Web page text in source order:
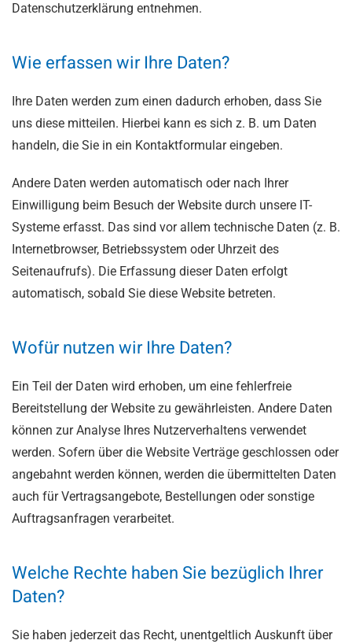
Datenschutzerklärung entnehmen.
Wie erfassen wir Ihre Daten?
Ihre Daten werden zum einen dadurch erhoben, dass Sie
uns diese mitteilen. Hierbei kann es sich z. B. um Daten
handeln, die Sie in ein Kontaktformular eingeben.
Andere Daten werden automatisch oder nach Ihrer
Einwilligung beim Besuch der Website durch unsere IT-
Systeme erfasst. Das sind vor allem technische Daten (z. B.
Internetbrowser, Betriebssystem oder Uhrzeit des
Seitenaufrufs). Die Erfassung dieser Daten erfolgt
automatisch, sobald Sie diese Website betreten.
Wofür nutzen wir Ihre Daten?
Ein Teil der Daten wird erhoben, um eine fehlerfreie
Bereitstellung der Website zu gewährleisten. Andere Daten
können zur Analyse Ihres Nutzerverhaltens verwendet
werden. Sofern über die Website Verträge geschlossen oder
angebahnt werden können, werden die übermittelten Daten
auch für Vertragsangebote, Bestellungen oder sonstige
Auftragsanfragen verarbeitet.
Welche Rechte haben Sie bezüglich Ihrer
Daten?
Sie haben jederzeit das Recht, unentgeltlich Auskunft über